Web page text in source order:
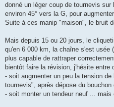
donné un léger coup de tournevis
environ 45° vers la G, pour
Suite à ces manip "maison", le bruit
Mais depuis 15 ou 20 jours, le
qu'en 6 000 km, la chaîne s'est usée
plus capable de rattraper
bientôt faire la révision, j'hésite entre
- soit augmenter un peu la tension
tournevis", après dépose du bouchon
- soit monter un tendeur neuf ... mais